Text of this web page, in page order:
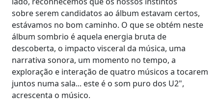
sobre serem candidatos ao álbum estavam certos,
estávamos no bom caminho. O que se obtém neste
álbum sombrio é aquela energia bruta de
descoberta, o impacto visceral da música, uma
narrativa sonora, um momento no tempo, a
exploração e interação de quatro músicos a tocarem
juntos numa sala... este é o som puro dos U2",
acrescenta o músico.